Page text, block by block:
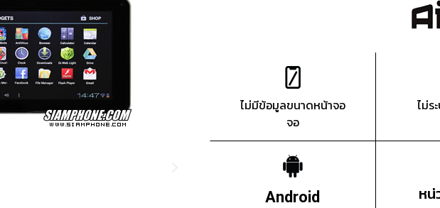
ไม่มีข้อมูลขนาดหน้าจอ
จอ
ไม่ร
Android หน่